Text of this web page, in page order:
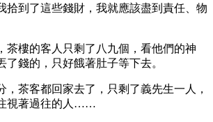
拾到了這些錢財，我就應該盡到責任、物
茶樓的客人只剩了八九個，看他們的神
了錢的，只好餓著肚子等下去。
，茶客都回家去了，只剩了義先生一人，
視著過往的人……